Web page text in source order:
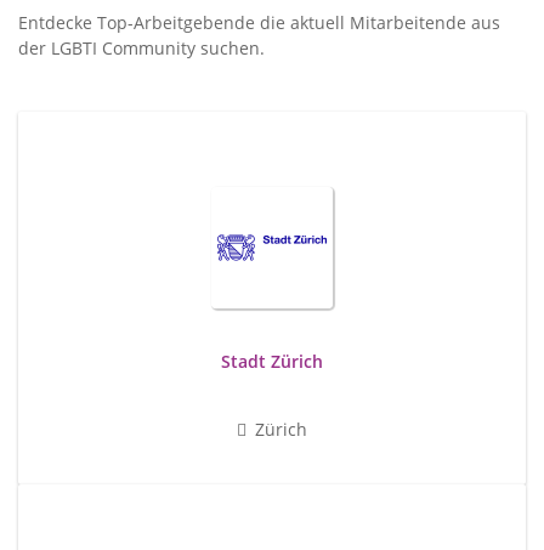
Entdecke Top-Arbeitgebende die aktuell Mitarbeitende aus
der LGBTI Community suchen.
Stadt Zürich
Zürich